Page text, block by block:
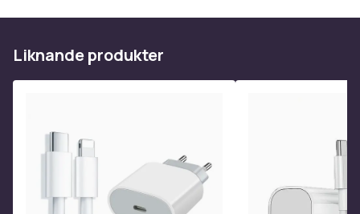
Liknande produkter